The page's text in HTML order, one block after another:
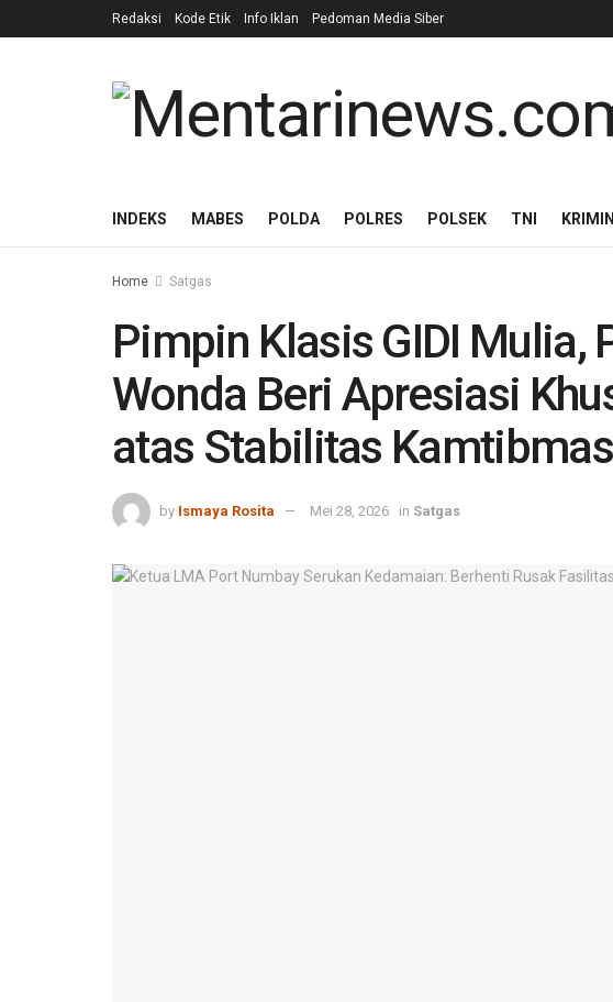
Redaksi Kode Etik Info Iklan Pedoman Media Siber
INDEKS MABES POLDA POLRES POLSEK TNI
Home Satgas
Pimpin Klasis GIDI Mulia,
Wonda Beri Apresiasi
atas Stabilitas
by Ismaya Rosita Mei 28, 2026 in Satgas